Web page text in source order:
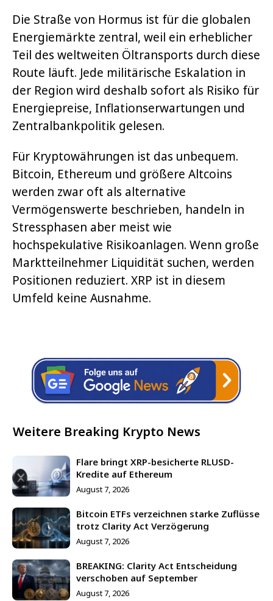
Die Straße von Hormus ist für die globalen
Energiemärkte zentral, weil ein erheblicher
Teil des weltweiten Öltransports durch diese
Route läuft. Jede militärische Eskalation in
der Region wird deshalb sofort als Risiko für
Energiepreise, Inflationserwartungen und
Zentralbankpolitik gelesen.
Für Kryptowährungen ist das unbequem.
Bitcoin, Ethereum und größere Altcoins
werden zwar oft als alternative
Vermögenswerte beschrieben, handeln in
Stressphasen aber meist wie
hochspekulative Risikoanlagen. Wenn große
Marktteilnehmer Liquidität suchen, werden
Positionen reduziert. XRP ist in diesem
Umfeld keine Ausnahme.
Weitere Breaking Krypto News
Flare bringt XRP-besicherte RLUSD-
Kredite auf Ethereum
August 7, 2026
Bitcoin ETFs verzeichnen starke Zuflüsse
trotz Clarity Act Verzögerung
August 7, 2026
BREAKING: Clarity Act Entscheidung
verschoben auf September
August 7, 2026